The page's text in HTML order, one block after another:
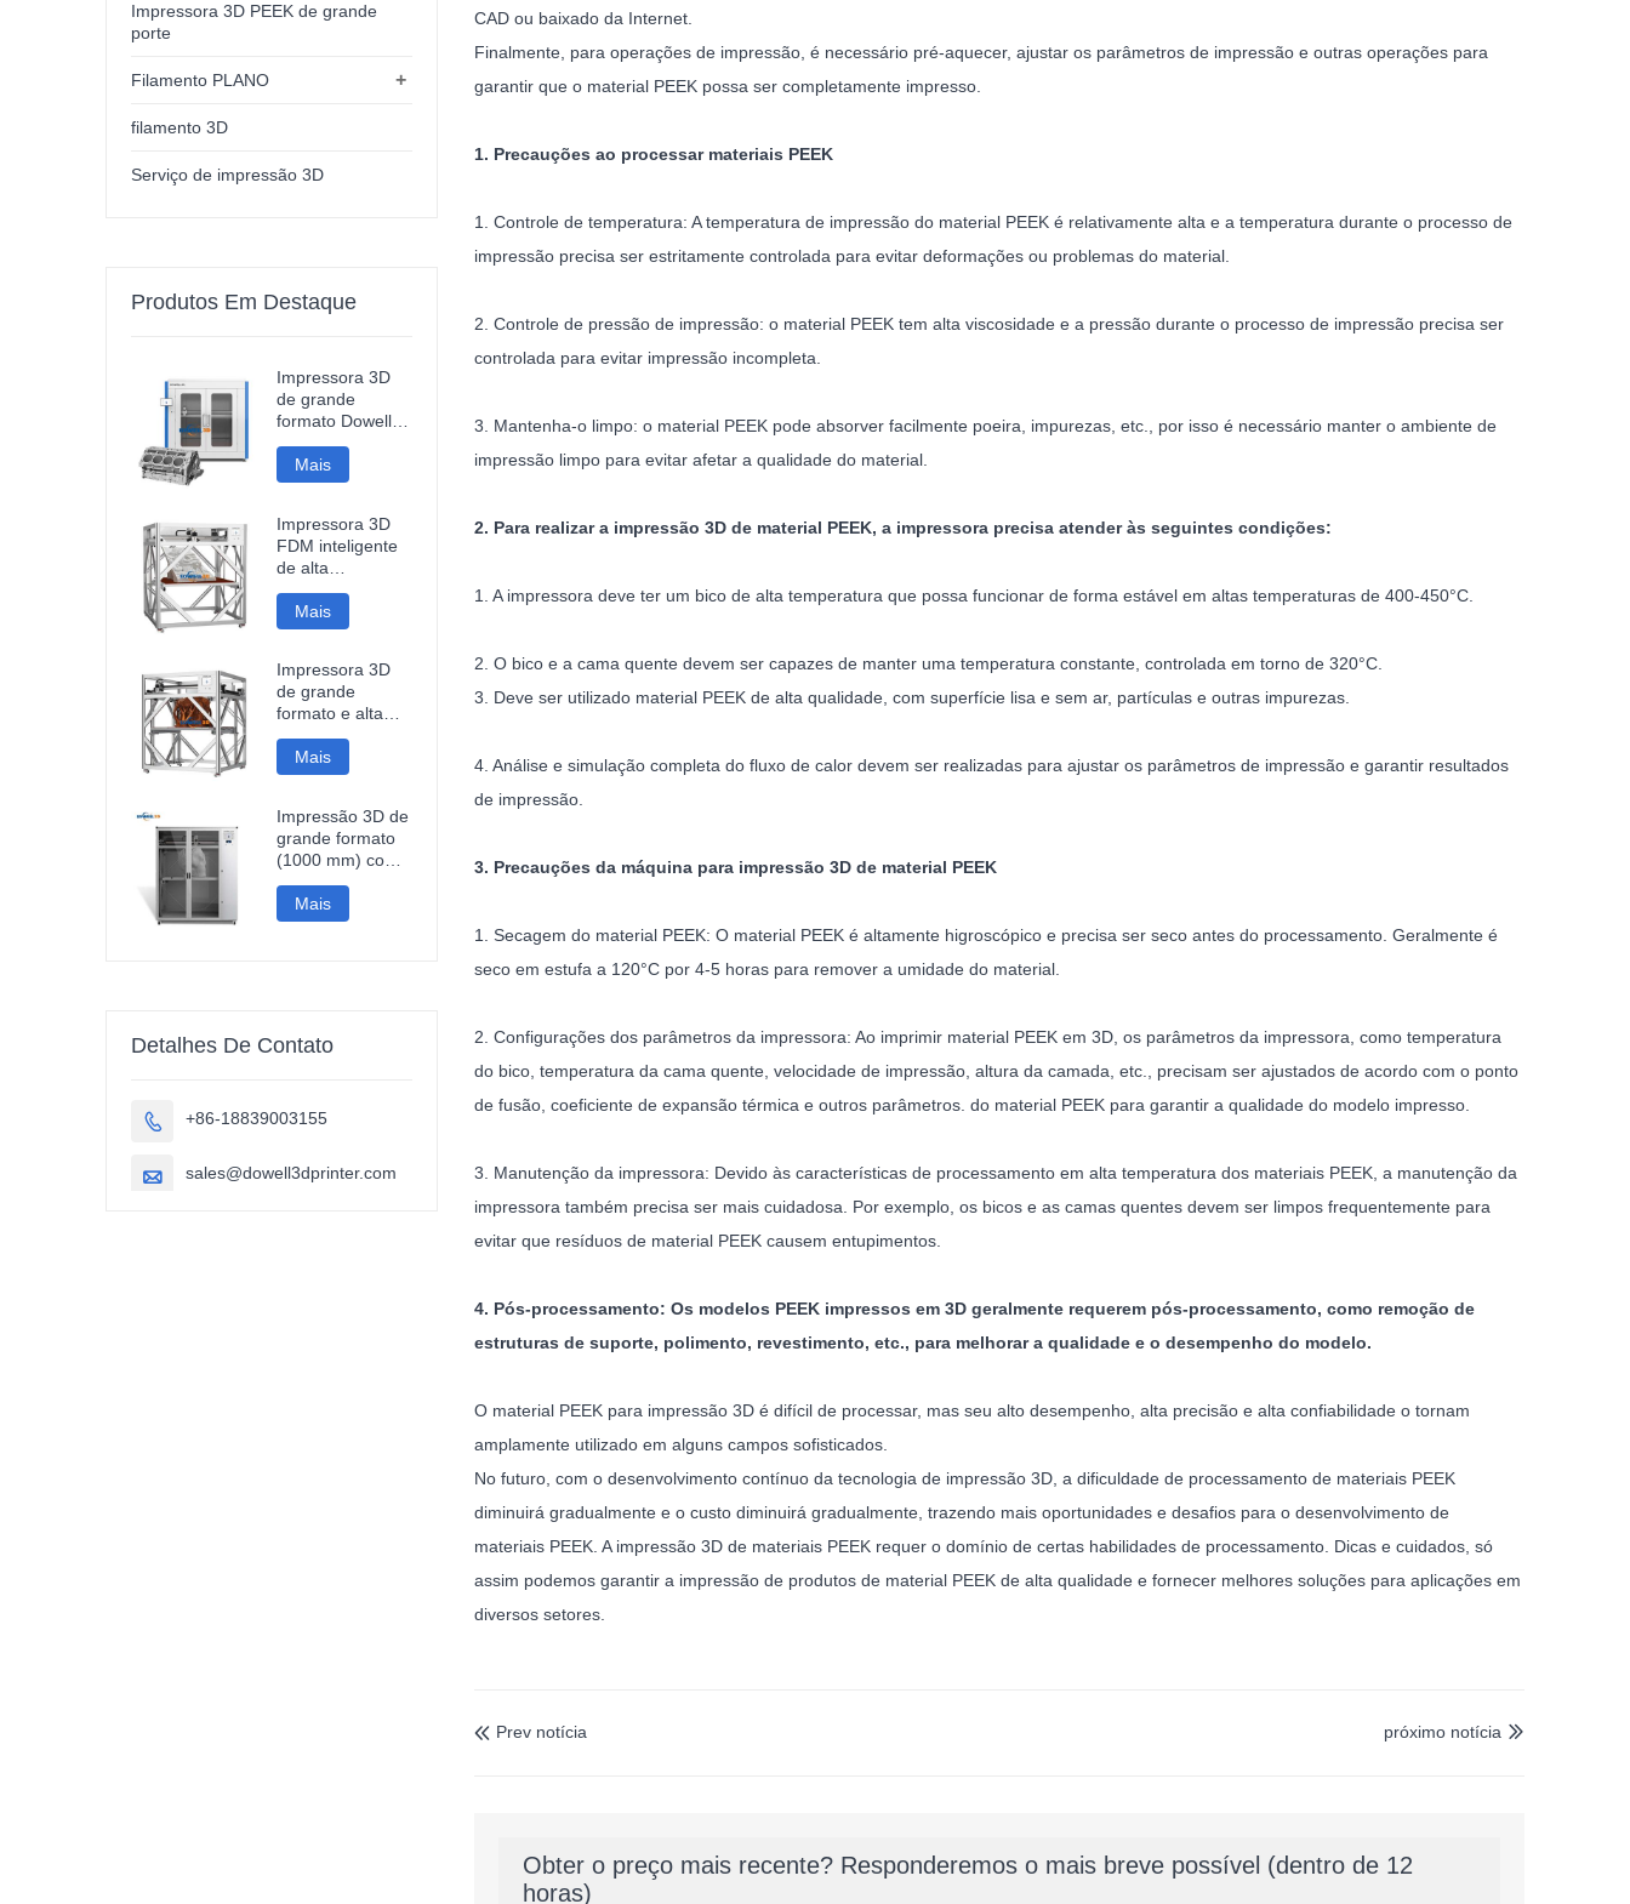
CAD ou baixado da Internet.
Finalmente, para operações de impressão, é necessário pré-aquecer, ajustar os parâmetros de impressão e outras operações para
garantir que o material PEEK possa ser completamente impresso.
1. Precauções ao processar materiais PEEK
1. Controle de temperatura: A temperatura de impressão do material PEEK é relativamente alta e a temperatura durante o processo de
impressão precisa ser estritamente controlada para evitar deformações ou problemas do material.
2. Controle de pressão de impressão: o material PEEK tem alta viscosidade e a pressão durante o processo de impressão precisa ser
controlada para evitar impressão incompleta.
3. Mantenha-o limpo: o material PEEK pode absorver facilmente poeira, impurezas, etc., por isso é necessário manter o ambiente de
impressão limpo para evitar afetar a qualidade do material.
2. Para realizar a impressão 3D de material PEEK, a impressora precisa atender às seguintes condições:
1. A impressora deve ter um bico de alta temperatura que possa funcionar de forma estável em altas temperaturas de 400-450°C.
2. O bico e a cama quente devem ser capazes de manter uma temperatura constante, controlada em torno de 320°C.
3. Deve ser utilizado material PEEK de alta qualidade, com superfície lisa e sem ar, partículas e outras impurezas.
4. Análise e simulação completa do fluxo de calor devem ser realizadas para ajustar os parâmetros de impressão e garantir resultados
de impressão.
3. Precauções da máquina para impressão 3D de material PEEK
1. Secagem do material PEEK: O material PEEK é altamente higroscópico e precisa ser seco antes do processamento. Geralmente é
seco em estufa a 120°C por 4-5 horas para remover a umidade do material.
2. Configurações dos parâmetros da impressora: Ao imprimir material PEEK em 3D, os parâmetros da impressora, como temperatura
do bico, temperatura da cama quente, velocidade de impressão, altura da camada, etc., precisam ser ajustados de acordo com o ponto
de fusão, coeficiente de expansão térmica e outros parâmetros. do material PEEK para garantir a qualidade do modelo impresso.
3. Manutenção da impressora: Devido às características de processamento em alta temperatura dos materiais PEEK, a manutenção da
impressora também precisa ser mais cuidadosa. Por exemplo, os bicos e as camas quentes devem ser limpos frequentemente para
evitar que resíduos de material PEEK causem entupimentos.
4. Pós-processamento: Os modelos PEEK impressos em 3D geralmente requerem pós-processamento, como remoção de
estruturas de suporte, polimento, revestimento, etc., para melhorar a qualidade e o desempenho do modelo.
O material PEEK para impressão 3D é difícil de processar, mas seu alto desempenho, alta precisão e alta confiabilidade o tornam
amplamente utilizado em alguns campos sofisticados.
No futuro, com o desenvolvimento contínuo da tecnologia de impressão 3D, a dificuldade de processamento de materiais PEEK
diminuirá gradualmente e o custo diminuirá gradualmente, trazendo mais oportunidades e desafios para o desenvolvimento de
materiais PEEK. A impressão 3D de materiais PEEK requer o domínio de certas habilidades de processamento. Dicas e cuidados, só
assim podemos garantir a impressão de produtos de material PEEK de alta qualidade e fornecer melhores soluções para aplicações em
diversos setores.
 Prev notícia 
próximo notícia
Obter o preço mais recente? Responderemos o mais breve possível (dentro de 12
horas)
Impressora 3D PEEK de grande
porte
+
Filamento PLANO
filamento 3D
Serviço de impressão 3D
Produtos Em Destaque
Impressora 3D
de grande
formato Dowell
DF12, alta
precisão, para
modelos
Mais
Impressora 3D
FDM inteligente
de alta
velocidade,
1200*1200*1200mm,
com conexão Wi-
acessível.
Mais
Impressora 3D
de grande
formato e alta
velocidade
DM10Plus, com
área de
1000 mm.
Mais
Impressão 3D de
grande formato
(1000 mm) com
velocidade de
impressão rápida
de 500 mm/s em
automotivas.
Impressão 3D
mm).
Mais
Detalhes De Contato
 +86-18839003155
 sales@dowell3dprinter.com